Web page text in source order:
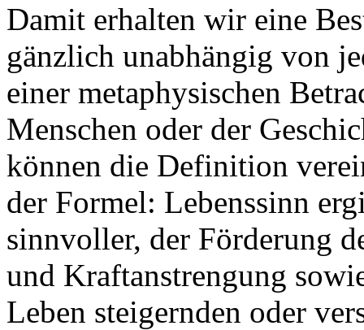
Damit erhalten wir eine
gänzlich unabhängig von
einer metaphysischen
Menschen oder der
können die Definition
der Formel: Lebenssinn
sinnvoller, der Förderung
und Kraftanstrengung
Leben steigernden oder